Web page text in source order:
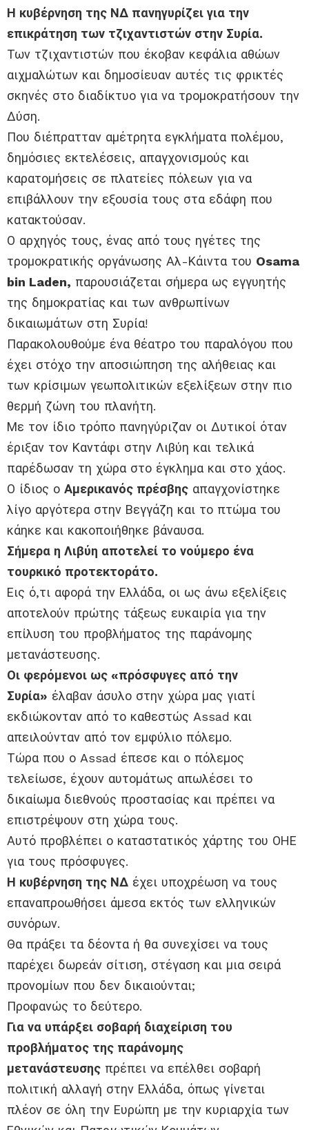
Η κυβέρνηση της ΝΔ πανηγυρίζει για την
επικράτηση των τζιχαντιστών στην Συρία.
Των τζιχαντιστών που έκοβαν κεφάλια αθώων
αιχμαλώτων και δημοσίευαν αυτές τις φρικτές
σκηνές στο διαδίκτυο για να τρομοκρατήσουν την
Δύση.
Που διέπρατταν αμέτρητα εγκλήματα πολέμου,
δημόσιες εκτελέσεις, απαγχονισμούς και
καρατομήσεις σε πλατείες πόλεων για να
επιβάλλουν την εξουσία τους στα εδάφη που
κατακτούσαν.
Ο αρχηγός τους, ένας από τους ηγέτες της
τρομοκρατικής οργάνωσης Αλ-Κάιντα του Osama
bin Laden, παρουσιάζεται σήμερα ως εγγυητής
της δημοκρατίας και των ανθρωπίνων
δικαιωμάτων στη Συρία!
Παρακολουθούμε ένα θέατρο του παραλόγου που
έχει στόχο την αποσιώπηση της αλήθειας και
των κρίσιμων γεωπολιτικών εξελίξεων στην πιο
θερμή ζώνη του πλανήτη.
Με τον ίδιο τρόπο πανηγύριζαν οι Δυτικοί όταν
έριξαν τον Καντάφι στην Λιβύη και τελικά
παρέδωσαν τη χώρα στο έγκλημα και στο χάος.
Ο ίδιος ο Αμερικανός πρέσβης απαγχονίστηκε
λίγο αργότερα στην Βεγγάζη και το πτώμα του
κάηκε και κακοποιήθηκε βάναυσα.
Σήμερα η Λιβύη αποτελεί το νούμερο ένα
τουρκικό προτεκτοράτο.
Εις ό,τι αφορά την Ελλάδα, οι ως άνω εξελίξεις
αποτελούν πρώτης τάξεως ευκαιρία για την
επίλυση του προβλήματος της παράνομης
μετανάστευσης.
Οι φερόμενοι ως «πρόσφυγες από την
Συρία» έλαβαν άσυλο στην χώρα μας γιατί
εκδιώκονταν από το καθεστώς Assad και
απειλούνταν από τον εμφύλιο πόλεμο.
Τώρα που ο Assad έπεσε και ο πόλεμος
τελείωσε, έχουν αυτομάτως απωλέσει το
δικαίωμα διεθνούς προστασίας και πρέπει να
επιστρέψουν στη χώρα τους.
Αυτό προβλέπει ο καταστατικός χάρτης του ΟΗΕ
για τους πρόσφυγες.
Η κυβέρνηση της ΝΔ έχει υποχρέωση να τους
επαναπροωθήσει άμεσα εκτός των ελληνικών
συνόρων.
Θα πράξει τα δέοντα ή θα συνεχίσει να τους
παρέχει δωρεάν σίτιση, στέγαση και μια σειρά
προνομίων που δεν δικαιούνται;
Προφανώς το δεύτερο.
Για να υπάρξει σοβαρή διαχείριση του
προβλήματος της παράνομης
μετανάστευσης πρέπει να επέλθει σοβαρή
πολιτική αλλαγή στην Ελλάδα, όπως γίνεται
πλέον σε όλη την Ευρώπη με την κυριαρχία των